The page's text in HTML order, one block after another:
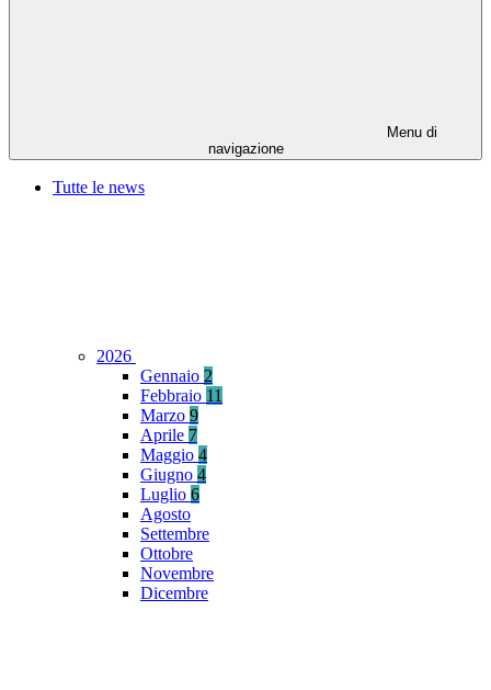
Menu di
navigazione
Tutte le news
2026
Gennaio 2
Febbraio 11
Marzo 9
Aprile 7
Maggio 4
Giugno 4
Luglio 6
Agosto
Settembre
Ottobre
Novembre
Dicembre